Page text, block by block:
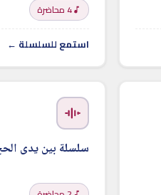
4 محاضرة
استمع للسلسلة ←
سلسلة بين يدى